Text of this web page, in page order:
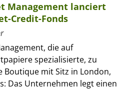
Management lanciert
Credit-Fonds
die auf
spezialisierte, zu
Boutique mit Sitz in London,
Das Unternehmen legt einen